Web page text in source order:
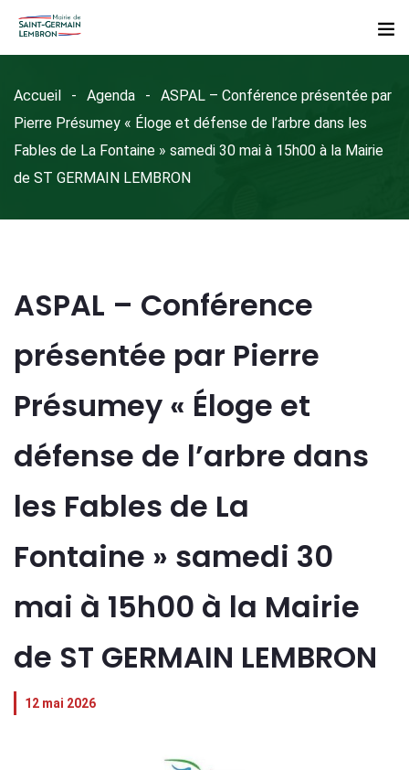
Accueil Agenda
ASPAL – Conférence présentée par
Pierre Présumey « Éloge et défense de l’arbre dans les
Fables de La Fontaine » samedi 30 mai à 15h00 à la Mairie
de ST GERMAIN LEMBRON
ASPAL – Conférence
présentée par Pierre
Présumey « Éloge et
défense de l’arbre dans
les Fables de La
Fontaine » samedi 30
mai à 15h00 à la Mairie
de ST GERMAIN LEMBRON
12 mai 2026